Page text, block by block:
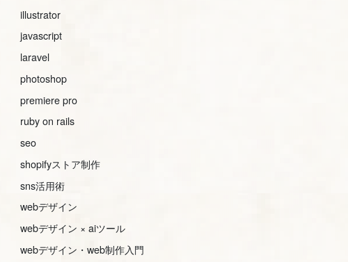
illustrator
javascript
laravel
photoshop
premiere pro
ruby on rails
seo
shopifyストア制作
sns活用術
webデザイン
webデザイン × aiツール
webデザイン・web制作入門